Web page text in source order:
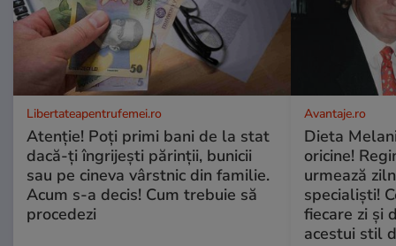
Libertateapentrufemei.ro
Atenție! Poți primi bani de la stat
dacă-ți îngrijești părinții, bunicii
sau pe cineva vârstnic din familie.
Acum s-a decis! Cum trebuie să
procedezi
Avantaje.ro
Dieta
oricine!
urmează
specialiști!
fiecare zi și
acestui stil